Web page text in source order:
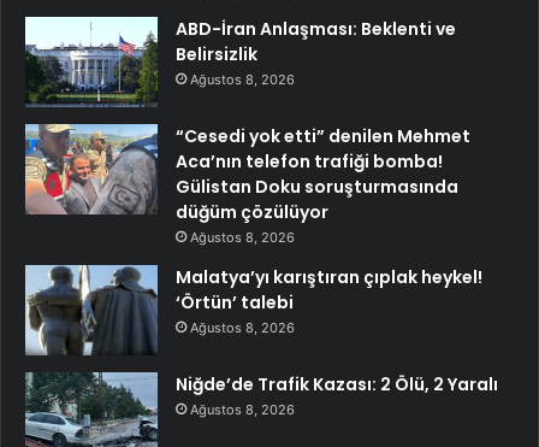
ABD-İran Anlaşması: Beklenti ve
Belirsizlik
Ağustos 8, 2026
“Cesedi yok etti” denilen Mehmet
Aca’nın telefon trafiği bomba!
Gülistan Doku soruşturmasında
düğüm çözülüyor
Ağustos 8, 2026
Malatya’yı karıştıran çıplak heykel!
‘Örtün’ talebi
Ağustos 8, 2026
Niğde’de Trafik Kazası: 2 Ölü, 2 Yaralı
Ağustos 8, 2026